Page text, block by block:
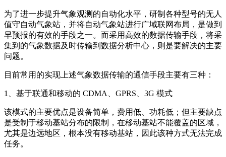
为了进一步提升气象观测的自动化水平，研制各种型号的无人
值守自动气象站，并将自动气象站进行广域联网布局，是做到
早预报的有效的手段之一。而采用高效的数据传输手段，将采
集到的气象数据及时传输到数据分析中心，则是要解决的主要
问题。
目前常用的实现上述气象数据传输的通信手段主要有三种：
1、基于联通和移动的 CDMA、GPRS、3G 模式
该模式的主要优点是设备简单，费用低、功耗低；但主要缺点
是受制于移动基站分布的限制，在移动基站不能覆盖的区域，
尤其是边远地区，根本没有移动基站，因此该种方式无法完成
任务。